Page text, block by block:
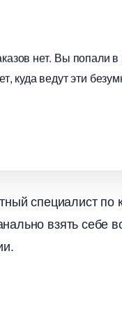
нет. Вы попали в
куда ведут эти
специалист по
взять себе